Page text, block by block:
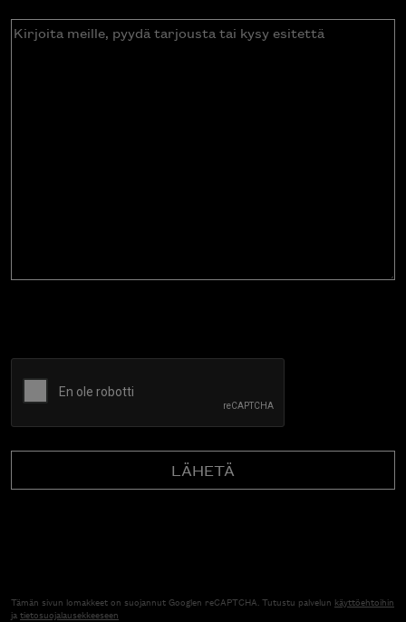
Kirjoita
Tämän sivun lomakkeet on suojannut Googlen reCAPTCHA. Tutustu palvelun käyttöehtoihin
jatietosuojalausekkeeseen